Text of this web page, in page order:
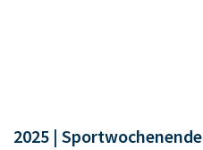
2025 | Sportwochenende